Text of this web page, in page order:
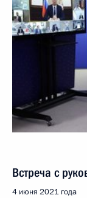
Встреча с
4 июня 2021 года